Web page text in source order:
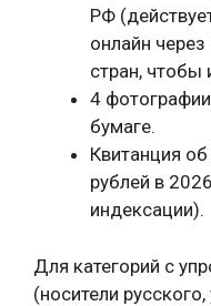
РФ
онлайн через
стран, чтобы
4
бумаге.
Квитанция
рублей в
индексации).
Для категорий с
(носители